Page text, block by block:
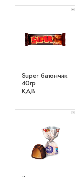
x 1
Super батончик
40гр
КДВ
x 1